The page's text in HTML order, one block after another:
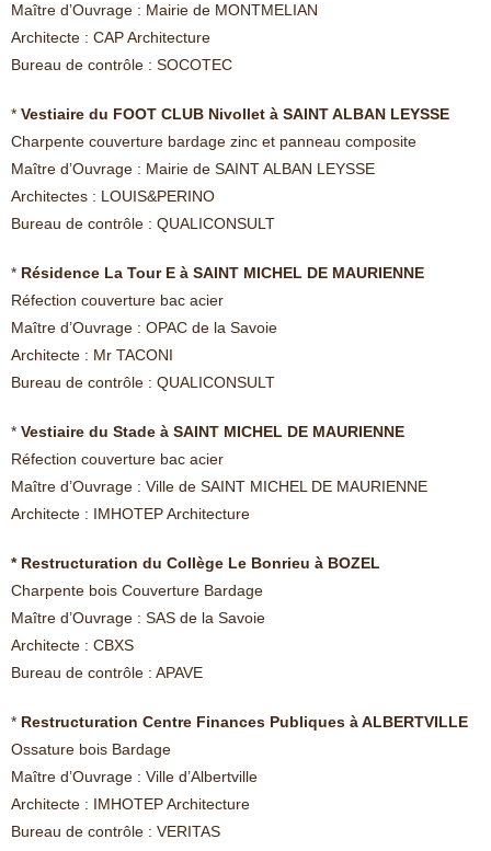
Maître d’Ouvrage : Mairie de MONTMELIAN
Architecte : CAP Architecture
Bureau de contrôle : SOCOTEC
* Vestiaire du FOOT CLUB Nivollet à SAINT ALBAN LEYSSE
Charpente couverture bardage zinc et panneau composite
Maître d’Ouvrage : Mairie de SAINT ALBAN LEYSSE
Architectes : LOUIS&PERINO
Bureau de contrôle : QUALICONSULT
* Résidence La Tour E à SAINT MICHEL DE MAURIENNE
Réfection couverture bac acier
Maître d’Ouvrage : OPAC de la Savoie
Architecte : Mr TACONI
Bureau de contrôle : QUALICONSULT
* Vestiaire du Stade à SAINT MICHEL DE MAURIENNE
Réfection couverture bac acier
Maître d’Ouvrage : Ville de SAINT MICHEL DE MAURIENNE
Architecte : IMHOTEP Architecture
* Restructuration du Collège Le Bonrieu à BOZEL
Charpente bois Couverture Bardage
Maître d’Ouvrage : SAS de la Savoie
Architecte : CBXS
Bureau de contrôle : APAVE
* Restructuration Centre Finances Publiques à ALBERTVILLE
Ossature bois Bardage
Maître d’Ouvrage : Ville d’Albertville
Architecte : IMHOTEP Architecture
Bureau de contrôle : VERITAS